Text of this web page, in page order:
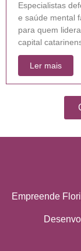
Especialistas
e saúde mental
para quem
capital
Ler mais
Empreende